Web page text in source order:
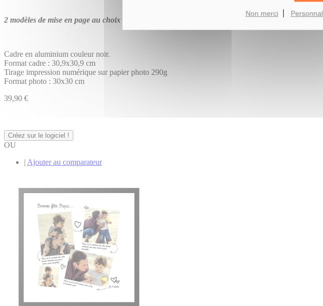
Non merci
2 modèles de mise en page au choix !
Cadre en aluminium couleur noir.
Format cadre : 30,9x30,9 cm
Tirage impression numérique sur papier photo 290g
Format photo : 30x30 cm
39,90 €
Créez sur le logiciel !
OU
| Ajouter au comparateur